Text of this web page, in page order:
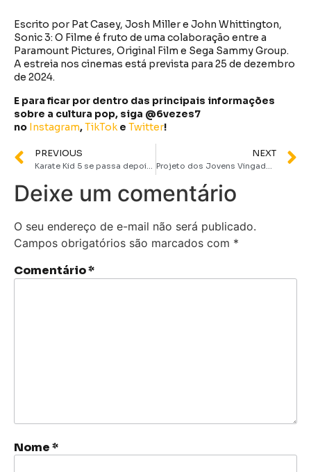
Escrito por Pat Casey, Josh Miller e John Whittington,
Sonic 3: O Filme é fruto de uma colaboração entre a
Paramount Pictures, Original Film e Sega Sammy Group.
A estreia nos cinemas está prevista para 25 de dezembro
de 2024.
E para ficar por dentro das principais informações
sobre a cultura pop, siga @6vezes7
no Instagram,TikToke Twitter!
PREVIOUS
Karate Kid 5 se passa depois de Cobra Kai? Entenda a cronologia
NEXT
Projeto dos Jovens Vingadores será uma série para o Disney+ e se chamará “Campeões”, diz rumor
Deixe um comentário
O seu endereço de e-mail não será publicado.
Campos obrigatórios são marcados com *
Comentário*
Nome*